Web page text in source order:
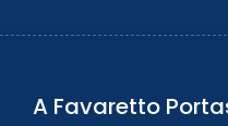
A Favaretto